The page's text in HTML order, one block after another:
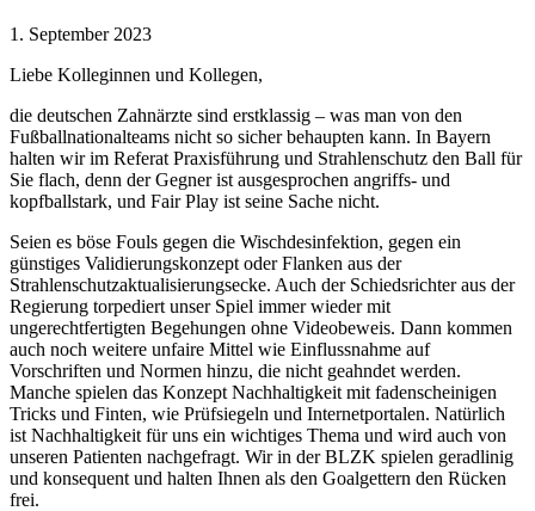
1. September 2023
Liebe Kolleginnen und Kollegen,
die deutschen Zahnärzte sind erstklassig – was man von den
Fußballnationalteams nicht so sicher behaupten kann. In Bayern
halten wir im Referat Praxisführung und Strahlenschutz den Ball für
Sie flach, denn der Gegner ist ausgesprochen angriffs- und
kopfballstark, und Fair Play ist seine Sache nicht.
Seien es böse Fouls gegen die Wischdesinfektion, gegen ein
günstiges Validierungskonzept oder Flanken aus der
Strahlenschutzaktualisierungsecke. Auch der Schiedsrichter aus der
Regierung torpediert unser Spiel immer wieder mit
ungerechtfertigten Begehungen ohne Videobeweis. Dann kommen
auch noch weitere unfaire Mittel wie Einflussnahme auf
Vorschriften und Normen hinzu, die nicht geahndet werden.
Manche spielen das Konzept Nachhaltigkeit mit fadenscheinigen
Tricks und Finten, wie Prüfsiegeln und Internetportalen. Natürlich
ist Nachhaltigkeit für uns ein wichtiges Thema und wird auch von
unseren Patienten nachgefragt. Wir in der BLZK spielen geradlinig
und konsequent und halten Ihnen als den Goalgettern den Rücken
frei.